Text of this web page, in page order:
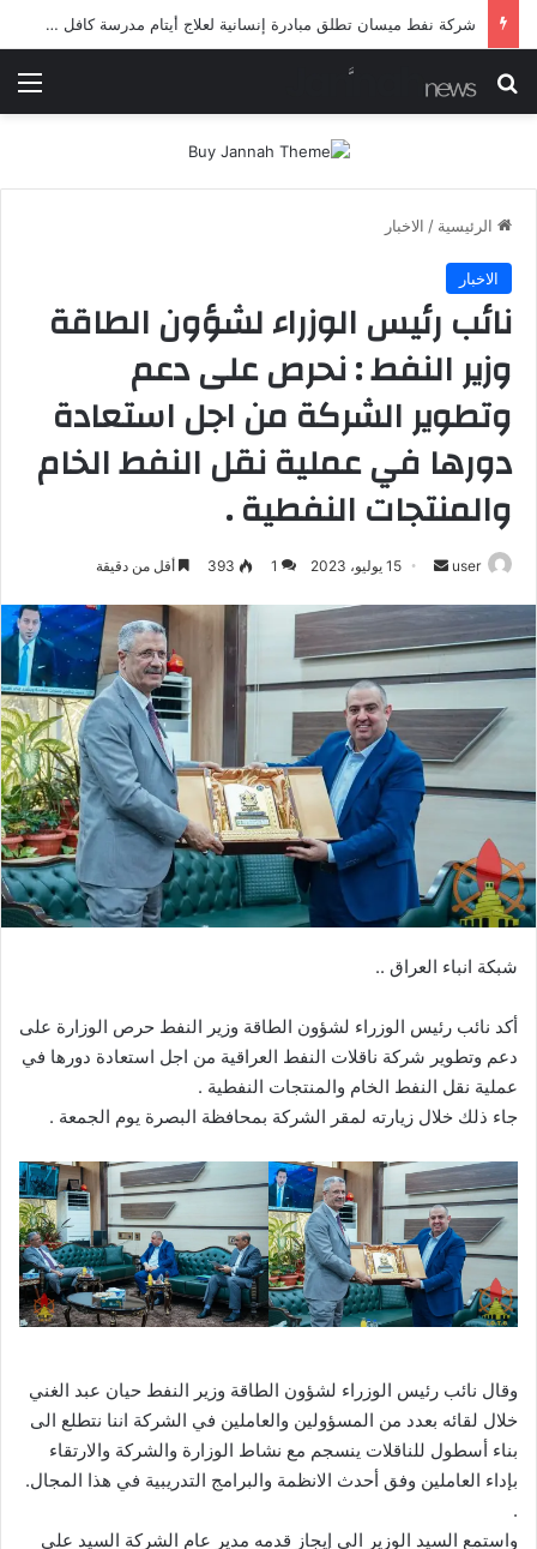
شرطة ميسان تلقي القبض على مطلقي العيارات النارية أثناء تشييع جنائزي في العمارة
بحث عن
الرئيسية / الاخبار
الاخبار
نائب رئيس الوزراء لشؤون الطاقة
وزير النفط : نحرص على دعم
وتطوير الشركة من اجل استعادة
دورها في عملية نقل النفط الخام
والمنتجات النفطية .
user
أرسل
إلكترونيا
15 يوليو، 2023 1
393 أقل من دقيقة
شبكة انباء العراق ..
أكد نائب رئيس الوزراء لشؤون الطاقة وزير النفط حرص الوزارة على
دعم وتطوير شركة ناقلات النفط العراقية من اجل استعادة دورها في
عملية نقل النفط الخام والمنتجات النفطية .
جاء ذلك خلال زيارته لمقر الشركة بمحافظة البصرة يوم الجمعة .
وقال نائب رئيس الوزراء لشؤون الطاقة وزير النفط حيان عبد الغني
خلال لقائه بعدد من المسؤولين والعاملين في الشركة اننا نتطلع الى
بناء أسطول للناقلات ينسجم مع نشاط الوزارة والشركة والارتقاء
بإداء العاملين وفق أحدث الانظمة والبرامج التدريبية في هذا المجال.
.
واستمع السيد الوزير الى إيجاز قدمه مدير عام الشركة السيد علي